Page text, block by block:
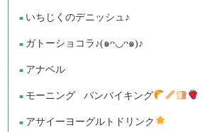
いちじくのデニッシュ♪
ガトーショコラ♪(๑ᴖ◡ᴖ๑)♪
アナベル
モーニング パンバイキング
アサイーヨーグルトドリンク